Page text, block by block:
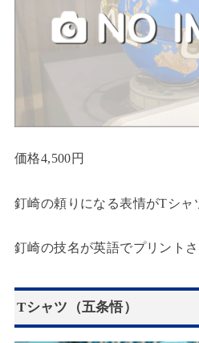
価格4,500円
釘崎の頼りになる表情がTシャ
釘崎の技名が英語でプリントさ
Tシャツ（五条悟）